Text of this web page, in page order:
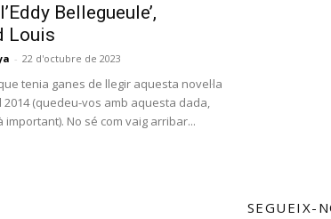
Bellegueule’,
Louis
- 22 d'octubre de 2023
tenia ganes de llegir aquesta novel·la
2014 (quedeu-vos amb aquesta dada,
important). No sé com vaig arribar...
SEGUEIX-